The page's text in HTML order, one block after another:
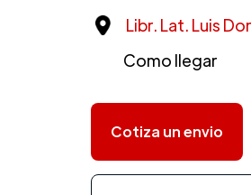
Libr. Lat. Luis
Como llegar
Cotiza un envio